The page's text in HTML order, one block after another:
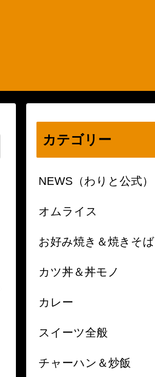
カテゴリー
NEWS（わりと公式）
オムライス
お好み焼き＆焼きそば
カツ丼＆丼モノ
カレー
スイーツ全般
チャーハン＆炒飯